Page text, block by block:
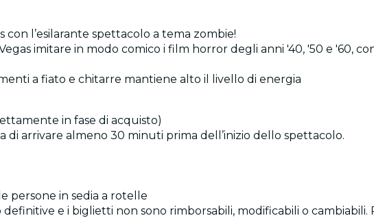
l’esilarante spettacolo a tema zombie!
imitare in modo comico i film horror degli anni '40, '50 e '60,
a fiato e chitarre mantiene alto il livello di energia
in fase di acquisto)
di arrivare almeno 30 minuti prima dell’inizio dello spettacolo.
persone in sedia a rotelle
e i biglietti non sono rimborsabili, modificabili o